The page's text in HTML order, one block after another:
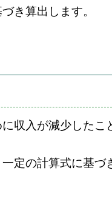
き算出します。
収入が減少したこ
定の計算式に基づ